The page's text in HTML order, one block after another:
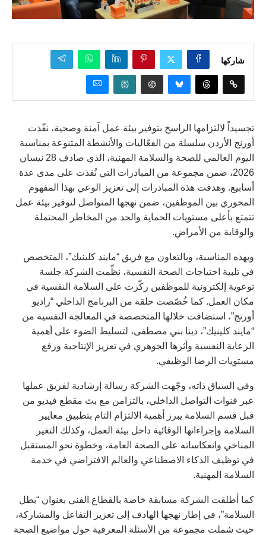
شاركها
تجسيداً لالتزامها الراسخ بتوفير بيئة عمل آمنة وصحية، نفّذت
أورنج الأردن سلسلة من الفعّاليات والأنشطة المتنوعة بمناسبة
اليوم العالمي للصحة والسلامة المهنية، الذي صادف 28 نيسان
2026، ضمن مجموعة من المبادرات التي نُفذت على مدى عدة
أسابيع. وهدفت هذه المبادرات إلى تعزيز الوعي بهذا المفهوم
المحوري بين الموظفين، ضمن نهجها المتواصل لتوفير بيئة عمل
تتمتع بأعلى مستويات الحماية والحد من المخاطر المحتملة
والوقاية من الأمراض.
وبهذه المناسبة، وبالتعاون مع فريق “مايند كلينيك”، المتخصص
في تلبية احتياجات الصحة النفسية، نظّمت الشركة جلسة
توعوية إلكترونية للموظفين ركّزت على السلامة النفسية في
مكان العمل. كما خُصّصت حلقة من البرنامج الداخلي “راديو
أورنج”، استضافت خلالها المتخصصة في المعالجة النفسية من
“مايند كلينيك”، دينا بني مصطفى، لتسليط الضوء على أهمية
الرعاية النفسية وأثرها الجوهري في تعزيز الإنتاجية ورفع
مستويات الرضا الوظيفي.
وفي السياق ذاته، وجّهت الشركة رسالة إرشادية لفريق عملها
عبر قنوات التواصل الداخلي، بالتزامن مع بث مقطع فيديو من
قبل قسم السلامة يبرز أهمية الالتزام التام بتطبيق معايير
السلامة وإجراءاتها الوقائية داخل بيئة العمل، وكذلك التغير
المناخي وانعكاساته على الصحة العامة، وخطوة نحو المستقبل
في توظيف الذكاء الاصطناعي والعالم الافتراضي في خدمة
السلامة المهنية.
كما أطلقت الشركة مسابقة خاصة بالقطاع الفني بعنوان “بطل
السلامة”، في إطار نهجها الهادف إلى تعزيز التفاعل والمشاركة،
حيث شملت مجموعة من الأسئلة المعرفية حول مواضيع الصحة